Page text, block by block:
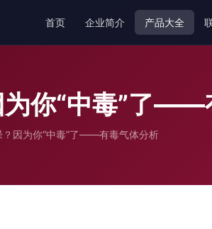
首页 企业简介 产品大全
为你“中毒”了——
？因为你“中毒”了——有毒气体分析